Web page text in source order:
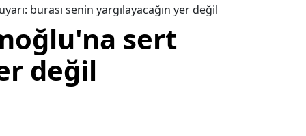
burası senin yargılayacağın yer değil
sert
değil